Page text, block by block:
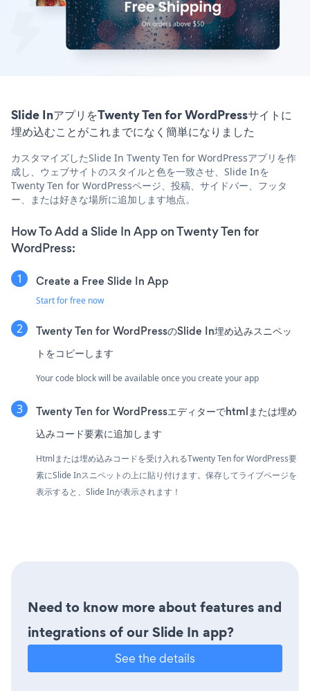
Slide InアプリをTwenty Ten for WordPressサイトに
埋め込むことがこれまでになく簡単になりました
カスタマイズしたSlide In Twenty Ten for WordPressアプリを作
成し、ウェブサイトのスタイルと色を一致させ、Slide Inを
Twenty Ten for WordPressページ、投稿、サイドバー、フッタ
ー、または好きな場所に追加します地点。
How To Add a Slide In App on Twenty Ten for
WordPress:
Create a Free Slide In App
Start for free now
Twenty Ten for WordPressのSlide In埋め込みスニペッ
トをコピーします
Your code block will be available once you create your app
Twenty Ten for WordPressエディターでhtmlまたは埋め
込みコード要素に追加します
Htmlまたは埋め込みコードを受け入れるTwenty Ten for WordPress要
素にSlide Inスニペットの上に貼り付けます。保存してライブページを
表示すると、Slide Inが表示されます！
Need to know more about features and
integrations of our Slide In app?
See the details